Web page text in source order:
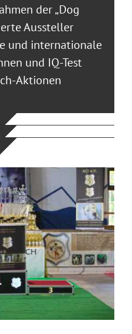
der „Dog
Aussteller
und internationale
und IQ-Test
Aktionen